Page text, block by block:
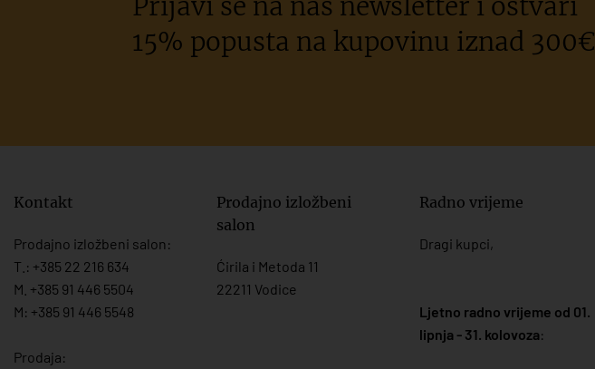
15% popusta na kupovinu iznad 300€
Kontakt
Prodajno izložbeni salon:
T.: +385 22 216 634
M. +385 91 446 5504
M: +385 91 446 5548
Prodaja:
Prodajno izložbeni
salon
Ćirila i Metoda 11
22211 Vodice
Radno vrijeme
Dragi kupci,
Ljetno radno vrijeme od 01.
lipnja - 31. kolovoza: